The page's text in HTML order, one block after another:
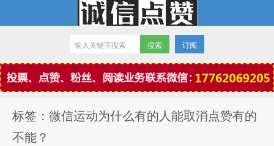
微信点赞
订阅
标签：微信运动为什么有的人能取消点赞有的
不能？